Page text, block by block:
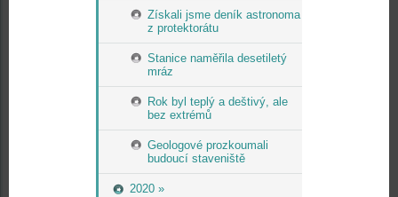
Získali jsme deník astronoma
z protektorátu
Stanice naměřila desetiletý
mráz
Rok byl teplý a deštivý, ale
bez extrémů
Geologové prozkoumali
budoucí staveniště
2020 »